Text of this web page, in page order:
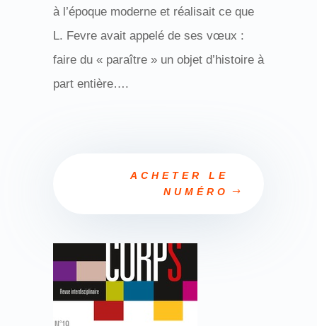
à l’époque moderne et réalisait ce que
L. Fevre avait appelé de ses vœux :
faire du « paraître » un objet d’histoire à
part entière….
ACHETER LE
NUMÉRO